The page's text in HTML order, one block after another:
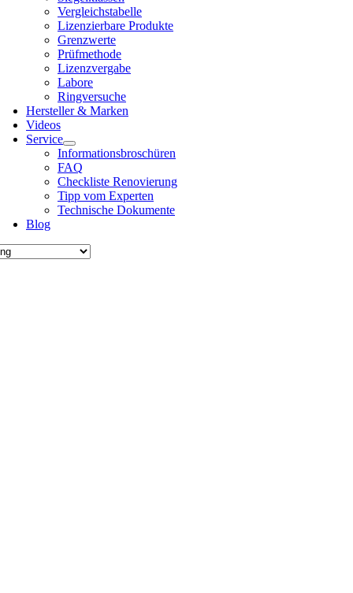
Ver­gleichs­ta­bel­le
Lizen­zier­ba­re Pro­duk­te
Grenz­wer­te
Prüf­me­tho­de
Lizenz­ver­ga­be
Labo­re
Ring­ver­su­che
Her­stel­ler & Mar­ken
Vide­os
Ser­vice
Infor­ma­ti­ons­bro­schü­ren
FAQ
Check­lis­te Reno­vie­rung
Tipp vom Exper­ten
Tech­ni­sche Doku­men­te
Blog